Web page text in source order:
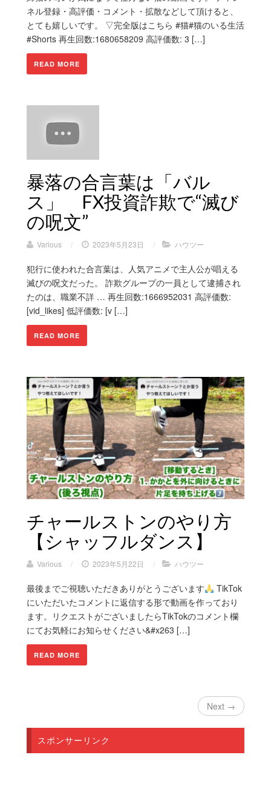
ネル登録・高評価・コメント・拡散などして頂けると、
とても嬉しいです。 ▽完全版はこちら #猫#猫のいる生活
#Shorts 再生回数:1680658209 高評価数: 3 […]
READ MORE
暴落の合言葉は「バル
ス」 FX投資詐欺で“滅び
の呪文”
Various / 2023年5月23日 / ハウツー
犯行に使われた合言葉は、人気アニメで主人公が唱える
滅びの呪文だった。 詐欺グループの一員として逮捕され
たのは、職業不詳 … 再生回数:1666952031 高評価数:
[vid_likes] 低評価数: [v […]
READ MORE
チャールストンのやり方
【シャッフルダンス】
Various / 2023年5月22日 / ハウツー
最後までご視聴いただきありがとうございます
TikTok
にいただいたコメントに返信する形で動画を作っており
ます。リクエストがございましたらTikTokのコメント欄
にてお気軽にお知らせください&#x263 […]
READ MORE
Next →
スポンサーリンク